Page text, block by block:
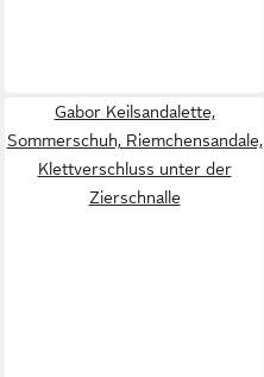
Gabor Keilsandalette,
Sommerschuh, Riemchensandale,
Klettverschluss unter der
Zierschnalle